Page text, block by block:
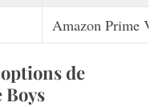
Amazon Prime
de
Boys